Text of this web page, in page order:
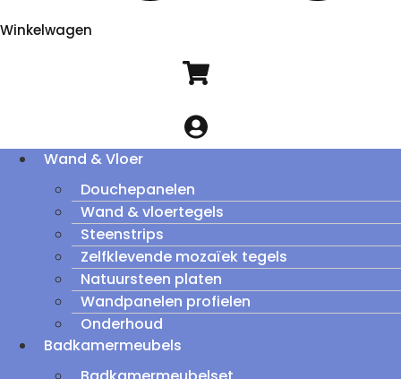
Winkelwagen
Wand & Vloer
Douchepanelen
Wand & vloertegels
Steenstrips
Zelfklevende mozaïek tegels
Natuursteen platen
Wandpanelen profielen
Onderhoud
Badkamermeubels